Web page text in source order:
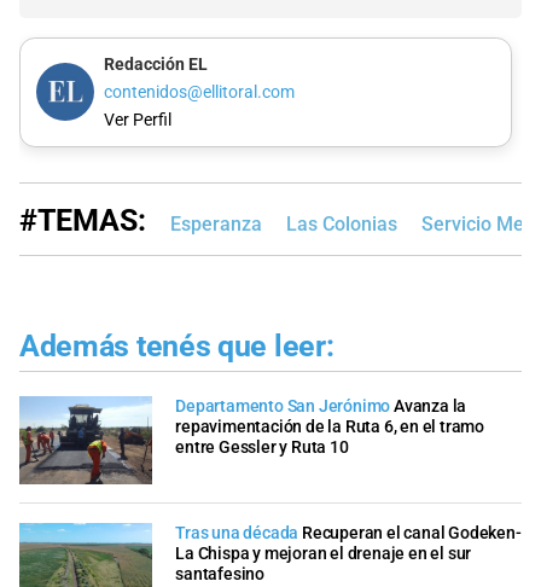
Redacción EL
contenidos@ellitoral.com
Ver Perfil
#TEMAS: Esperanza Las Colonias Servicio
Además tenés que leer:
Departamento San JerónimoAvanza la
repavimentación de la Ruta 6, en el tramo
entre Gessler y Ruta 10
Tras una década Recuperan el canal Godeken-
La Chispa y mejoran el drenaje en el sur
santafesino